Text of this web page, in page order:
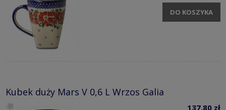
DO KOSZYKA
Kubek duży Mars V 0,6 L Wrzos Galia
137,80 zł